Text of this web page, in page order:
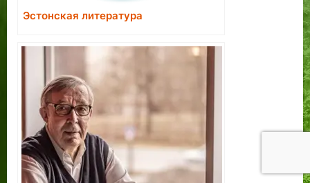
Эстонская литература